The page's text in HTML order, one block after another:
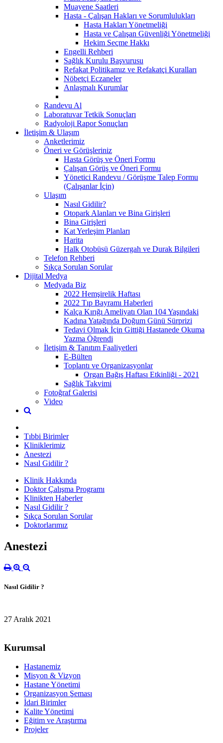
Muayene Saatleri
Hasta - Çalışan Hakları ve Sorumlulukları
Hasta Hakları Yönetmeliği
Hasta ve Çalışan Güvenliği Yönetmeliği
Hekim Seçme Hakkı
Engelli Rehberi
Sağlık Kurulu Başvurusu
Refakat Politikamız ve Refakatçi Kuralları
Nöbetçi Eczaneler
Anlaşmalı Kurumlar
Randevu Al
Laboratuvar Tetkik Sonuçları
Radyoloji Rapor Sonuçları
İletişim & Ulaşım
Anketlerimiz
Öneri ve Görüşleriniz
Hasta Görüş ve Öneri Formu
Çalışan Görüş ve Öneri Formu
Yönetici Randevu / Görüşme Talep Formu
(Çalışanlar İçin)
Ulaşım
Nasıl Gidilir?
Otopark Alanları ve Bina Girişleri
Bina Girişleri
Kat Yerleşim Planları
Harita
Halk Otobüsü Güzergah ve Durak Bilgileri
Telefon Rehberi
Sıkça Sorulan Sorular
Dijital Medya
Medyada Biz
2022 Hemşirelik Haftası
2022 Tıp Bayramı Haberleri
Kalça Kırığı Ameliyatı Olan 104 Yaşındaki
Kadına Yatağında Doğum Günü Sürprizi
Tedavi Olmak İçin Gittiği Hastanede Okuma
Yazma Öğrendi
İletişim & Tanıtım Faaliyetleri
E-Bülten
Toplantı ve Organizasyonlar
Organ Bağış Haftası Etkinliği - 2021
Sağlık Takvimi
Fotoğraf Galerisi
Video
Tıbbi Birimler
Kliniklerimiz
Anestezi
Nasıl Gidilir ?
Klinik Hakkında
Doktor Çalışma Programı
Klinikten Haberler
Nasıl Gidilir ?
Sıkça Sorulan Sorular
Doktorlarımız
Anestezi
Nasıl Gidilir ?
27 Aralık 2021
Kurumsal
Hastanemiz
Misyon & Vizyon
Hastane Yönetimi
Organizasyon Şeması
İdari Birimler
Kalite Yönetimi
Eğitim ve Araştırma
Projeler